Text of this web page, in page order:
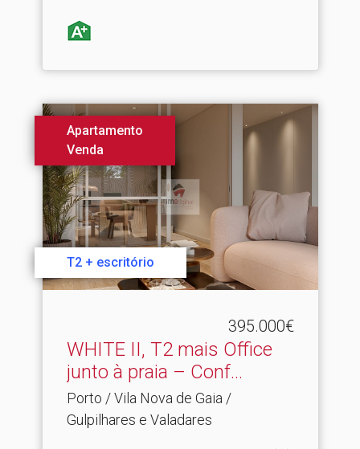
Apartamento
Venda
T2 + escritório
395.000€
WHITE II, T2 mais Office
junto à praia – Conf.​..
Porto / Vila Nova de Gaia /
Gulpilhares e Valadares